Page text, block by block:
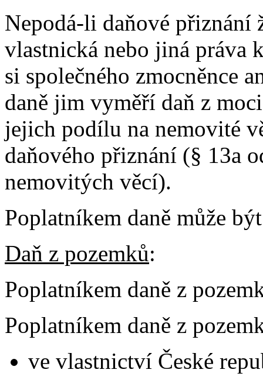
Nepodá-li daňové
vlastnická nebo jiná práva
si společného zmocněnce
daně jim vyměří daň z
jejich podílu na nemovité
daňového přiznání (§ 13a
nemovitých věcí).
Poplatníkem daně může
Daň z pozemků:
Poplatníkem daně z
Poplatníkem daně z
ve vlastnictví České